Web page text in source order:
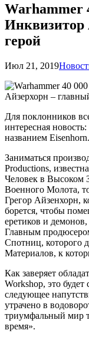
Warhammer
Инквизитор
герой
Июл 21, 2019
Для поклонников
интересная
названием Eisenhorn.
Заниматься
Productions,
Человек в Высоком
Военного Молота,
Грегор Айзенхорн,
борется, чтобы
еретиков и
Главным
Спотниц, которого
Материалов, к
Как заверяет
Workshop, это
следующее
утрачено в
триумфальный мир
время».